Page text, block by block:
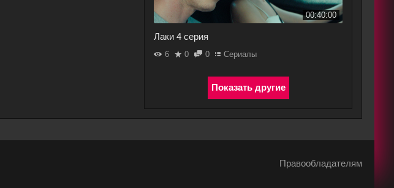
00:40:00
Лаки 4 серия
6 0 0 Сериалы
Правообладателям